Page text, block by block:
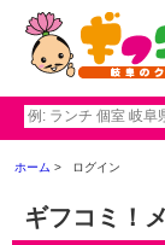
ホーム ログイン
ギフコミ！